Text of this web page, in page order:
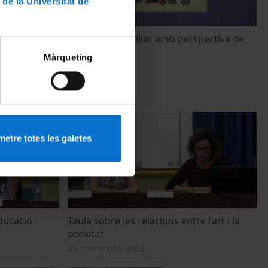
Màrqueting
totes les galetes
la professió
desembre
Acolliment familiar amb perspectiva de
gènere
1 gener, 2023
Taula sobre les relacions entre l’art i la
societat
25 novembre, 2022